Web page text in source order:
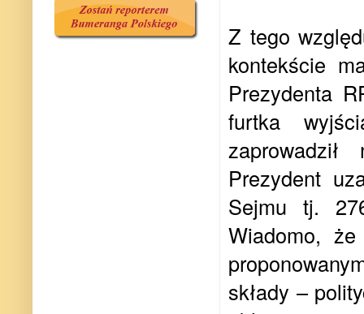
Z tego
kontekście
Prezydenta
furtka
Prezydent
Sejmu tj.
Wiadomo,
składy –